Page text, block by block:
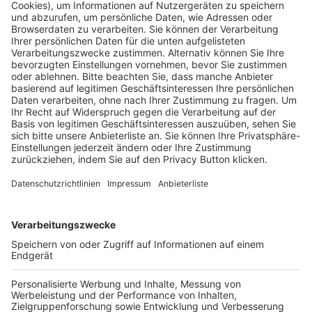
Pässe und Vereinswechsel
Trainerausbildung
Schulungsangebot Vereinsmitarbeiter
BFV-Geschäftsstellen
Trainerbörse
Login SpielPlus
FOLGE DEM BFV
TOP-VEREINE